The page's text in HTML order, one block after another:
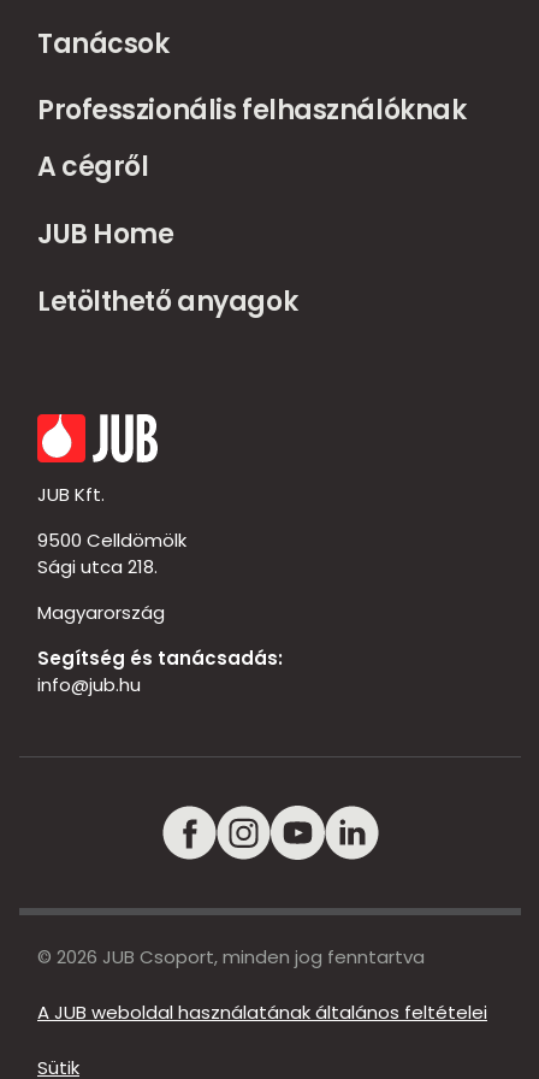
Tanácsok
Professzionális felhasználóknak
A cégről
JUB Home
Letölthető anyagok
JUB Kft.
9500 Celldömölk
Sági utca 218.
Magyarország
Segítség és tanácsadás:
info@jub.hu
© 2026 JUB Csoport, minden jog fenntartva
A JUB weboldal használatának általános feltételei
Sütik